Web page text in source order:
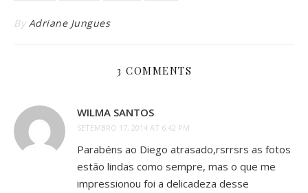
By Adriane Jungues
3 COMMENTS
WILMA SANTOS
SETEMBRO 17, 2014 AT 6:42 PM
Parabéns ao Diego atrasado,rsrrsrs as fotos
estão lindas como sempre, mas o que me
impressionou foi a delicadeza desse